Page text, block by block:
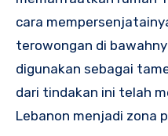
cara
terowongan di
digunakan sebagai
dari tindakan ini telah
Lebanon menjadi zona